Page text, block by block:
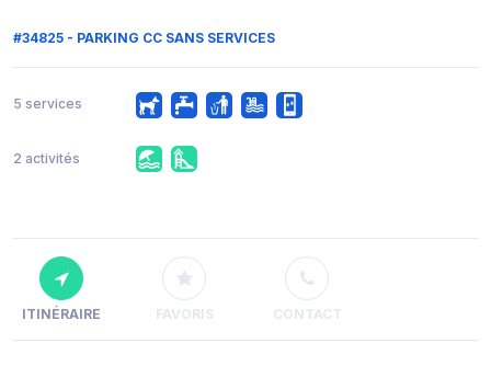
#34825 - PARKING CC SANS SERVICES
5 services
2 activités
ITINÉRAIRE FAVORIS CONTACT